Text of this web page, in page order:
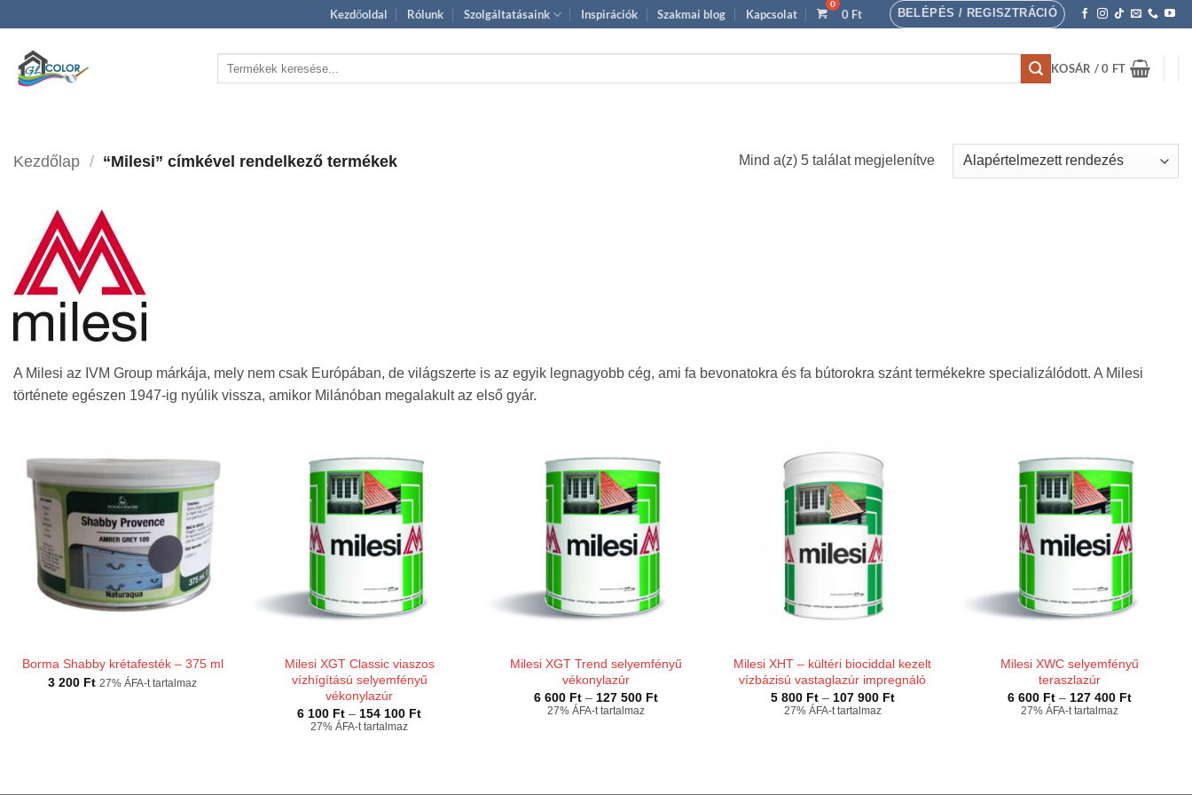
to
content
Kezdőoldal Rólunk Szolgáltatásaink Inspirációk Szakmai blog Kapcsolat 0 Ft BELÉPÉS / REGISZTRÁCIÓ
KOSÁR /0 FT
Kezdőlap / “Milesi” címkével rendelkező termékek Mind a(z) 5 találat megjelenítve
A Milesi az IVM Group márkája, mely nem csak Európában, de világszerte is az egyik legnagyobb cég, ami fa bevonatokra és fa bútorokra szánt termékekre specializálódott. A Milesi
története egészen 1947-ig nyúlik vissza, amikor Milánóban megalakult az első gyár.
Borma Shabby krétafesték – 375 ml
3 200 Ft 27% ÁFA-t tartalmaz
Milesi XGT Classic viaszos
vízhígítású selyemfényű
vékonylazúr
6 100 Ft – 154 100 FtÁrtartomány:
27% ÁFA-t tartalmaz
Milesi XGT Trend selyemfényű
vékonylazúr
6 600 Ft – 127 500 FtÁrtartomány:
27% ÁFA-t tartalmaz
Milesi XHT – kültéri biociddal kezelt
vízbázisú vastaglazúr impregnáló
5 800 Ft – 107 900 FtÁrtartomány:
27% ÁFA-t tartalmaz
Milesi XWC selyemfényű
teraszlazúr
6 600 Ft – 127 400 Ft
27% ÁFA-t tartalmaz